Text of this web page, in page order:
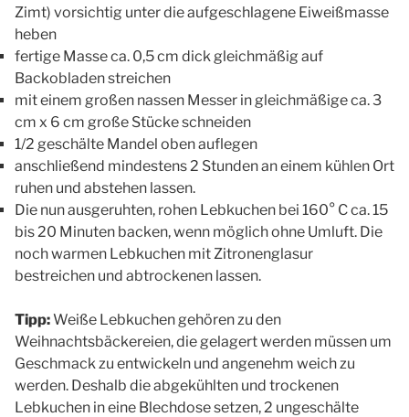
Zimt) vorsichtig unter die aufgeschlagene Eiweißmasse
heben
fertige Masse ca. 0,5 cm dick gleichmäßig auf
Backobladen streichen
mit einem großen nassen Messer in gleichmäßige ca. 3
cm x 6 cm große Stücke schneiden
1/2 geschälte Mandel oben auflegen
anschließend mindestens 2 Stunden an einem kühlen Ort
ruhen und abstehen lassen.
Die nun ausgeruhten, rohen Lebkuchen bei 160° C ca. 15
bis 20 Minuten backen, wenn möglich ohne Umluft. Die
noch warmen Lebkuchen mit Zitronenglasur
bestreichen und abtrockenen lassen.
Tipp:Weiße Lebkuchen gehören zu den
Weihnachtsbäckereien, die gelagert werden müssen um
Geschmack zu entwickeln und angenehm weich zu
werden. Deshalb die abgekühlten und trockenen
Lebkuchen in eine Blechdose setzen, 2 ungeschälte